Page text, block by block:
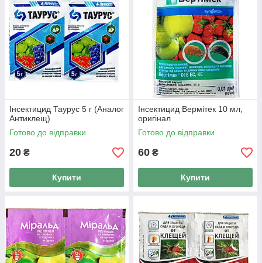
Інсектицид Таурус 5 г (Аналог
Антиклещ)
Готово до відправки
20 ₴
Купити
Інсектицид Вермітек 10 мл,
оригінал
Готово до відправки
60 ₴
Купити